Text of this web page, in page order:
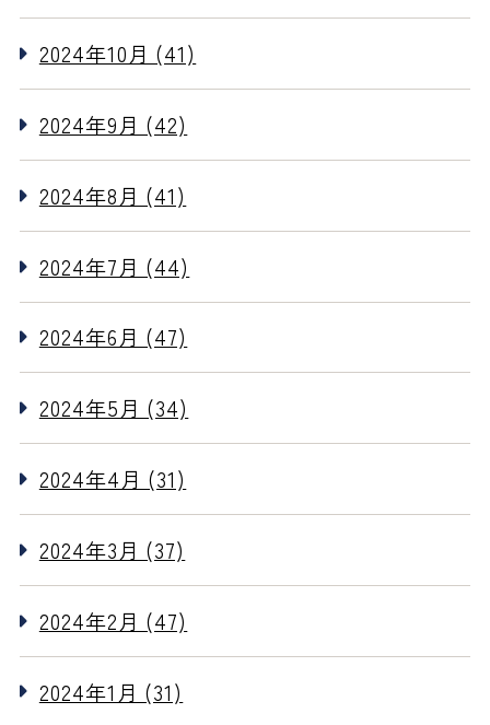
2024年10月 (41)
2024年9月 (42)
2024年8月 (41)
2024年7月 (44)
2024年6月 (47)
2024年5月 (34)
2024年4月 (31)
2024年3月 (37)
2024年2月 (47)
2024年1月 (31)